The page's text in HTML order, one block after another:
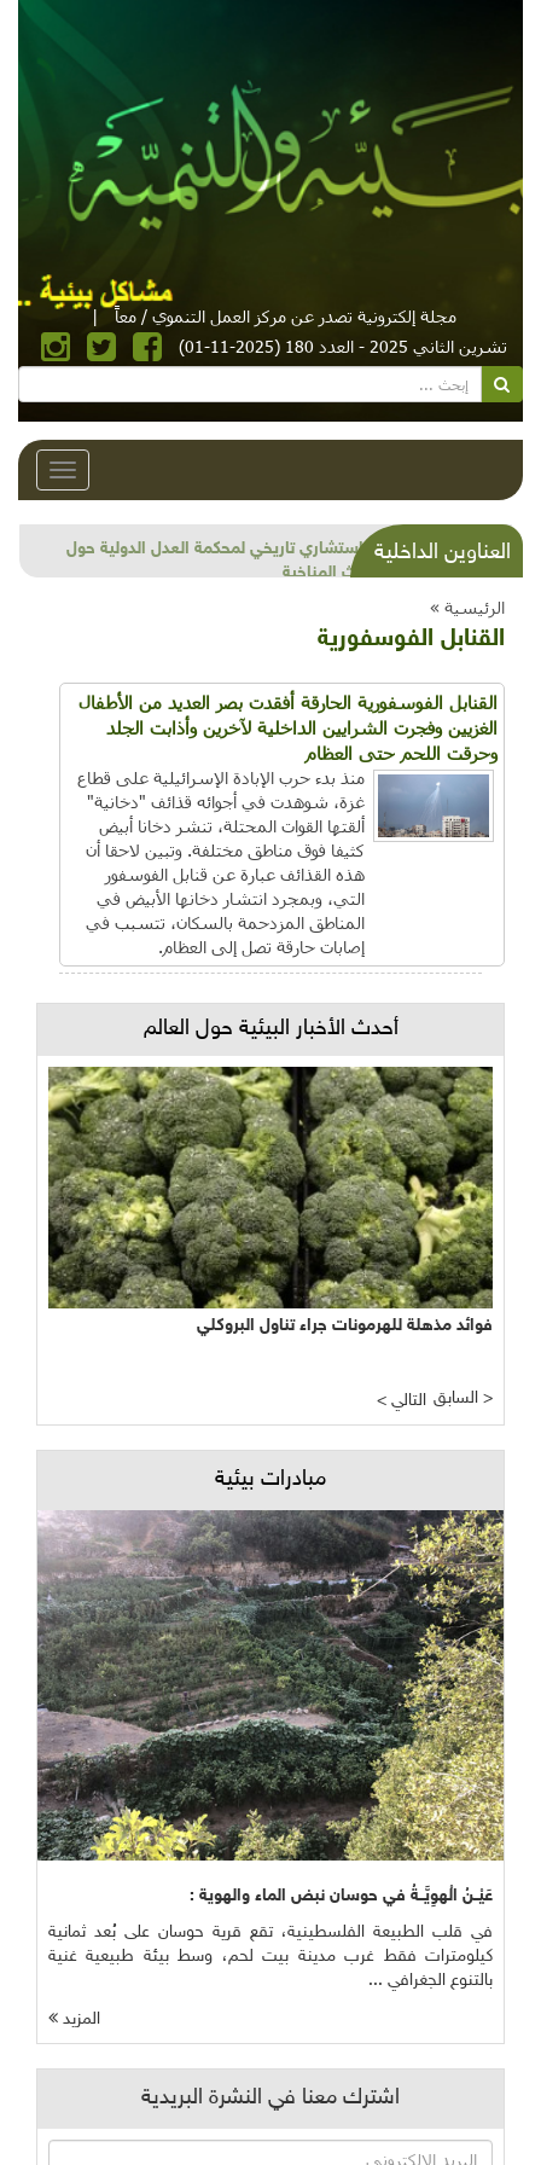
مجلة إلكترونية تصدر عن مركز العمل التنموي / معاً
|
تشرين الثاني 2025 - العدد 180 (2025-11-01)
Toggle
العناوين الداخليةشذرات بيئية وتنموية...بنية تحتية وحلويات قبيحة
وحاكورة ونوبل وزيتون و"سيباط"
الرئيسية »
القنابل الفوسفورية
القنابل الفوسفورية الحارقة أفقدت بصر العديد من الأطفال
الغزيين وفجرت الشرايين الداخلية لآخرين وأذابت الجلد
وحرقت اللحم حتى العظام
منذ بدء حرب الإبادة الإسرائيلية على قطاع
غزة، شوهدت في أجوائه قذائف "دخانية"
ألقتها القوات المحتلة، تنشر دخانا أبيض
كثيفا فوق مناطق مختلفة. وتبين لاحقا أن
هذه القذائف عبارة عن قنابل الفوسفور
التي، وبمجرد انتشار دخانها الأبيض في
المناطق المزدحمة بالسكان، تتسبب في
إصابات حارقة تصل إلى العظام.
أحدث الأخبار البيئية حول العالم
فوائد مذهلة للهرمونات جراء تناول البروكلي
< التالي السابق >
مبادرات بيئية
عَيْــنُ الْهوِيَّــةُ في حوسان نبض الماء والهوية :
في قلب الطبيعة الفلسطينية، تقع قرية حوسان على بُعد ثمانية
كيلومترات فقط غرب مدينة بيت لحم، وسط بيئة طبيعية غنية
بالتنوع الجغرافي ...
المزيد
اشترك معنا في النشرة البريدية